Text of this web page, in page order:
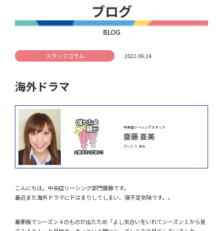
ブログ
BLOG
スタッフコラム 2022.06.24
海外ドラマ
中央店リーシングスタッフ
齋藤 亜美
さいとう あみ
こんにちは。中央店リーシング部門齋藤です。
最近また海外ドラマにドはまりしてしまい、寝不足気味です。。
最新版でシーズン４のものが出たため「よし気合いをいれてシーズン１から見